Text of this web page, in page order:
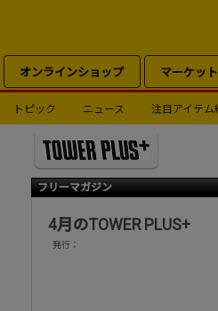
オンラインショップ マーケッ
トピック ニュース 注目アイテム
フリーマガジン
4月のTOWER PLUS+
発行：